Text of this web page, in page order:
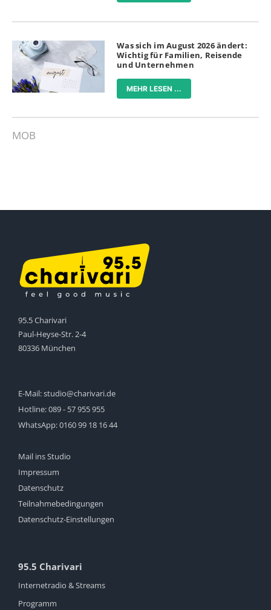
Was sich im August 2026 ändert:
Wichtig für Familien, Reisende
und Unternehmen
MEHR LESEN ...
MOB
95.5 Charivari
Paul-Heyse-Str. 2-4
80336 München
E-Mail:studio@charivari.de
Hotline:089 - 57 955 955
WhatsApp:0160 99 18 16 44
Mail ins Studio
Impressum
Datenschutz
Teilnahmebedingungen
Datenschutz-Einstellungen
95.5 Charivari
Internetradio & Streams
Programm